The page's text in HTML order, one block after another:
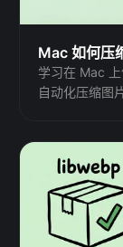
Mac 如何压
学习在 Mac
自动化压缩图